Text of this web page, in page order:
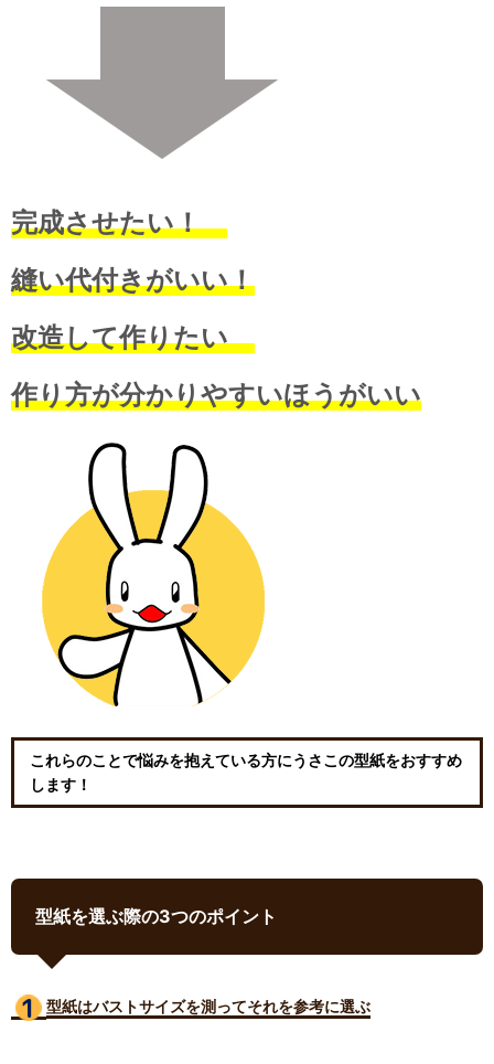
完成させたい！
縫い代付きがいい！
改造して作りたい
作り方が分かりやすいほうがいい
これらのことで悩みを抱えている方にうさこの型紙をおすすめ
します！
型紙を選ぶ際の3つのポイント
型紙はバストサイズを測ってそれを参考に選ぶ